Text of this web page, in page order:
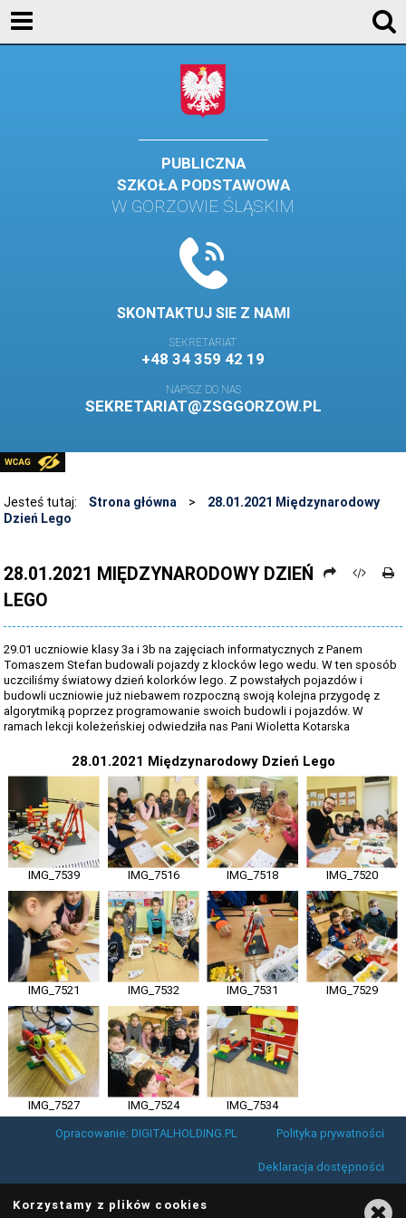
PUBLICZNA
SZKOŁA PODSTAWOWA
W GORZOWIE ŚLĄSKIM
SKONTAKTUJ SIE Z NAMI
SEKRETARIAT
+48 34 359 42 19
NAPISZ DO NAS
SEKRETARIAT@ZSGGORZOW.PL
PLIKI DO POBRANIA
LINKI
ARCHIWUM STRONY
STOSOWANIE TECHNOLOGII TIK - TABLICA INTERAKTYWNA
DANE OSOBOWE
Jesteś tutaj: Strona główna >
28.01.2021 Międzynarodowy
Dzień Lego
28.01.2021 MIĘDZYNARODOWY DZIEŃ
LEGO
29.01 uczniowie klasy 3a i 3b na zajęciach informatycznych z Panem
Tomaszem Stefan budowali pojazdy z klocków lego wedu. W ten sposób
uczciliśmy światowy dzień kolorków lego. Z powstałych pojazdów i
budowli uczniowie już niebawem rozpoczną swoją kolejna przygodę z
algorytmiką poprzez programowanie swoich budowli i pojazdów. W
ramach lekcji koleżeńskiej odwiedziła nas Pani Wioletta Kotarska
28.01.2021 Międzynarodowy Dzień Lego
IMG_7539 IMG_7516 IMG_7518 IMG_7520
IMG_7521 IMG_7532 IMG_7531 IMG_7529
IMG_7527 IMG_7524
IMG_7534
Opracowanie: DIGITALHOLDING.PL
Polityka prywatności
Deklaracja dostępności
Korzystamy z plików cookies